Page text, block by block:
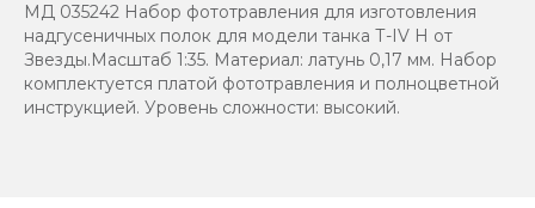
МД 035242 Набор фототравления для изготовления
надгусеничных полок для модели танка Т-IV H от
Звезды.Масштаб 1:35. Материал: латунь 0,17 мм. Набор
комплектуется платой фототравления и полноцветной
инструкцией. Уровень сложности: высокий.